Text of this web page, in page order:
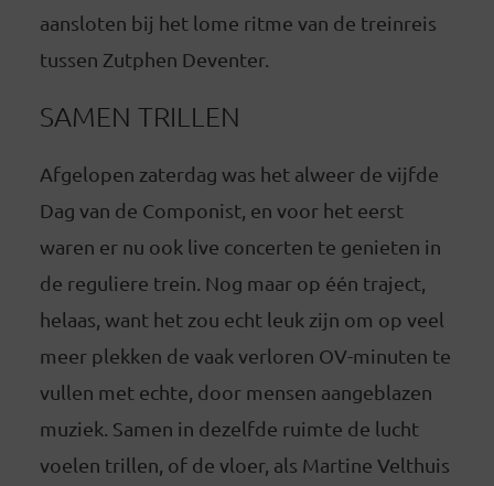
aansloten bij het lome ritme van de treinreis
tussen Zutphen Deventer.
SAMEN TRILLEN
Afgelopen zaterdag was het alweer de vijfde
Dag van de Componist, en voor het eerst
waren er nu ook live concerten te genieten in
de reguliere trein. Nog maar op één traject,
helaas, want het zou echt leuk zijn om op veel
meer plekken de vaak verloren OV-minuten te
vullen met echte, door mensen aangeblazen
muziek. Samen in dezelfde ruimte de lucht
voelen trillen, of de vloer, als Martine Velthuis